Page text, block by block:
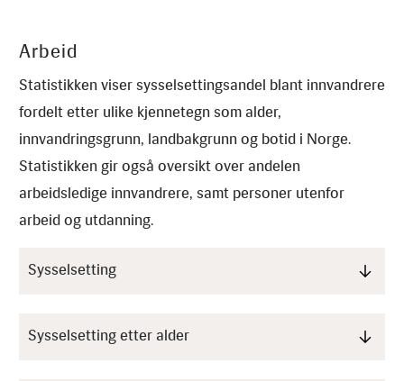
Arbeid
Statistikken viser sysselsettingsandel blant innvandrere
fordelt etter ulike kjennetegn som alder,
innvandringsgrunn, landbakgrunn og botid i Norge.
Statistikken gir også oversikt over andelen
arbeidsledige innvandrere, samt personer utenfor
arbeid og utdanning.
Sysselsetting
Sysselsetting etter alder